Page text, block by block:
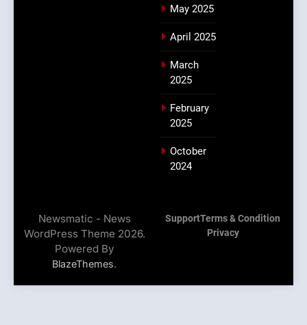
May 2025
April 2025
March
2025
February
2025
October
2024
Newsmatic - News
WordPress Theme 2026.
Powered By
BlazeThemes.
SupportTerms & Condition
Privacy